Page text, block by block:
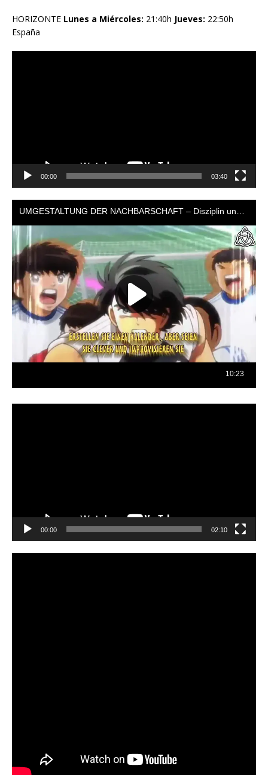
HORIZONTE Lunes a Miércoles: 21:40h Jueves: 22:50h
España
00:00 03:40
00:00 02:10